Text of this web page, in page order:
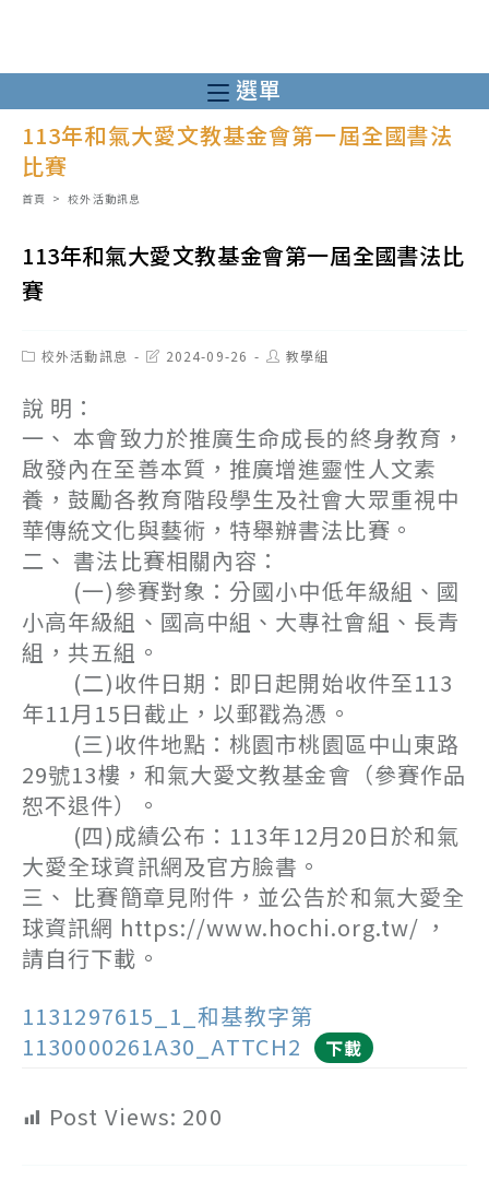
至
主
選單
113年和氣大愛文教基金會第一屆全國書法
比賽
首頁 > 校外活動訊息
113年和氣大愛文教基金會第一屆全國書法比
賽
Post校外活動訊息
Post2024-09-26
Post教學組
說 明：
一、 本會致力於推廣生命成長的終身教育，
啟發內在至善本質，推廣增進靈性人文素
養，鼓勵各教育階段學生及社會大眾重視中
華傳統文化與藝術，特舉辦書法比賽。
二、 書法比賽相關內容：
(一)參賽對象：分國小中低年級組、國
小高年級組、國高中組、大專社會組、長青
組，共五組。
(二)收件日期：即日起開始收件至113
年11月15日截止，以郵戳為憑。
(三)收件地點：桃園市桃園區中山東路
29號13樓，和氣大愛文教基金會（參賽作品
恕不退件）。
(四)成績公布：113年12月20日於和氣
大愛全球資訊網及官方臉書。
三、 比賽簡章見附件，並公告於和氣大愛全
球資訊網 https://www.hochi.org.tw/ ，
請自行下載。
1131297615_1_和基教字第
1130000261A30_ATTCH2
下載
Post Views: 200